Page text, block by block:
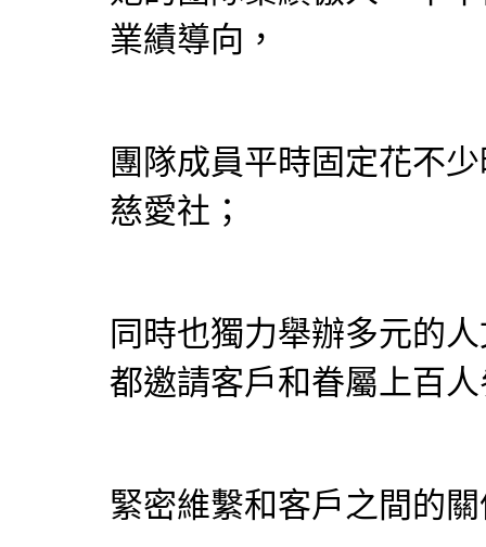
業績導向，
團隊成員平時固定花不
慈愛社；
同時也獨力舉辦多元的
都邀請客戶和眷屬上百
緊密維繫和客戶之間的